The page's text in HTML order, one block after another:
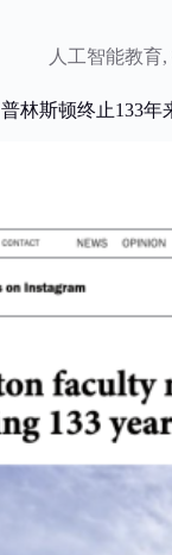
人工智能教育,
普林斯顿终止133年